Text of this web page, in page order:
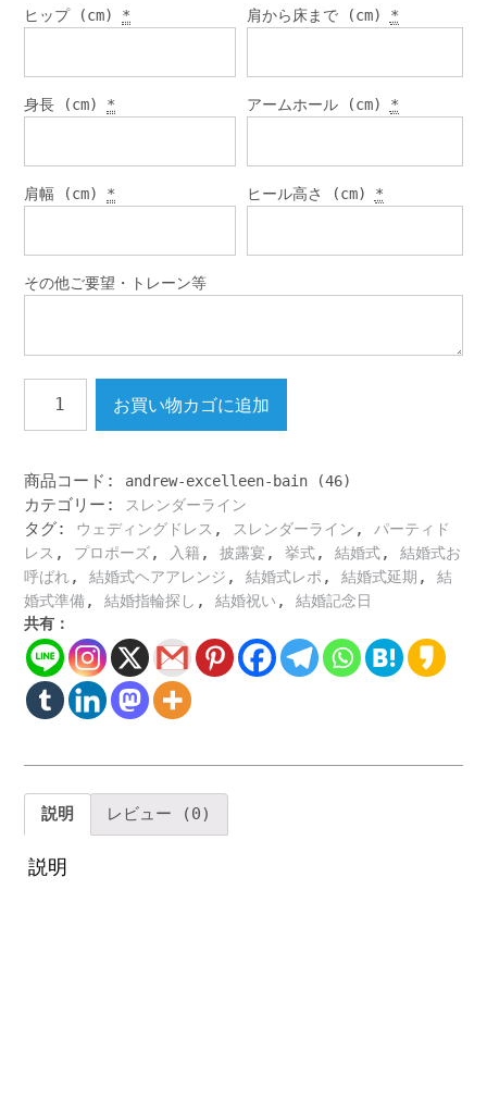
ヒップ (cm) * 肩から床まで (cm) *
身長 (cm) * アームホール (cm) *
肩幅 (cm) * ヒール高さ (cm) *
その他ご要望・トレーン等
ン
ー
ラ
イ
ン
ド
レ
ス
の
購
入
を
い
嫁
お買い物カゴに追加
商品コード: andrew-excelleen-bain (46)
カテゴリー: スレンダーライン
タグ: ウェディングドレス , スレンダーライン ,
パーティド
レス , プロポーズ, 入籍, 披露宴 , 挙式, 結婚式, 結婚式お
呼ばれ, 結婚式ヘアアレンジ , 結婚式レポ , 結婚式延期 , 結
婚式準備, 結婚指輪探し , 結婚祝い , 結婚記念日
共有：
説明 レビュー (0)
説明